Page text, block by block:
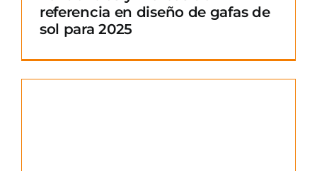
referencia en diseño de gafas de
sol para 2025